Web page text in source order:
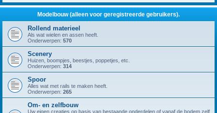
Modelbouw (alleen voor geregistreerde gebruikers).
Rollend materieel
Als wat wielen en assen heeft.
Onderwerpen: 570
Scenery
Huizen, boompjes, beestjes, poppetjes, etc.
Onderwerpen: 314
Spoor
Alles wat met rails te maken heeft.
Onderwerpen: 265
Om- en zelfbouw
Uw eigen creaties op basis van bestaande onderdelen of vanaf de bodem zelf